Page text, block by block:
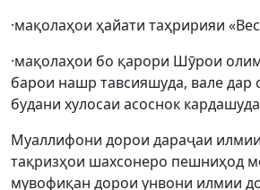
·мақолаҳои ҳайати таҳририяи
·мақолаҳои бо қарори Шӯрои
барои нашр тавсияшуда, вале дар
будани хулосаи асоснок
Муаллифони дорои дараҷаи
тақризҳои шахсонеро пешниҳод
мувофиқан дорои унвони илмии